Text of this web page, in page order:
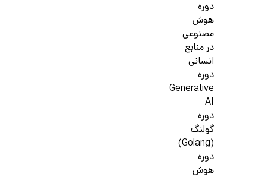
دوره
هوش
مصنوعی
در منابع
انسانی
دوره
Generative
AI
دوره
گولنگ
(Golang)
دوره
هوش